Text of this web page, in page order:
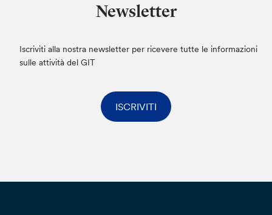
Newsletter
Iscriviti alla nostra newsletter per ricevere tutte le informazioni
sulle attività del GIT
ISCRIVITI